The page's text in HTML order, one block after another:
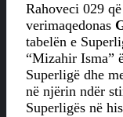
Rahoveci 029
verimaqedonas
tabelën e
“Mizahir Isma”
Superligë dhe
në njërin ndër
Superligës në